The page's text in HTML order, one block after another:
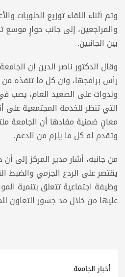
وتم أثناء اللقاء توزيع الحلويات
والمراجعين، إلى جانب حوارٍ موسع
بين الجانبين.
وقال الدكتور ناصر الدين إن
رأس برامجها، وأن كل ما تنفذه
وندوات على الصعيد العام، يصب
التي تنظر للخدمة المجتمعية على
معانٍ ضمنية مفادها أن الجامعة
وتقدم له كل ما يلزم من الدعم.
من جانبه، أشار مدير المركز إلى
يقتصر على الردع الجرمي والضبط
وظيفة اجتماعية تتعلق بتنمية
عليها من خلال مد جسور التعاون
أخبار الجامعة